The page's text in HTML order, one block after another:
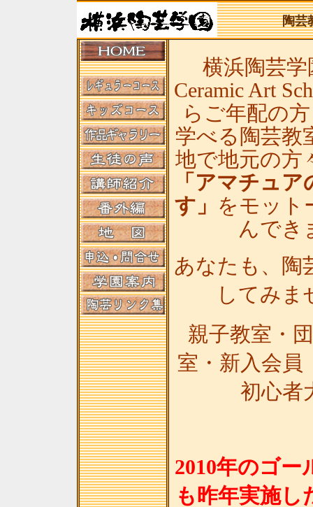
陶芸
横浜陶芸学
Ceramic Art
らご年配の
学べる陶芸教
地で地元の方
「アマチュ
す」 をモット
んでき
あなたも、陶
してみま
親子教室・
室・新入会
初心者
2010年のゴ
も昨年実施し